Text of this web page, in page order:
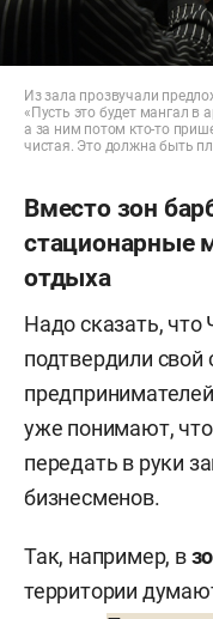
Из зала прозвучали
«Пусть это будет мангал в
а за ним потом кто-то
чистая. Это должна быть
Вместо зон
стационарные
отдыха
Надо сказать,
подтвердили свой
уже понимают,
передать в руки
бизнесменов.
Так, например, вз
территории